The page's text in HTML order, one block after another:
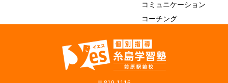
コミュニケーション
コーチング